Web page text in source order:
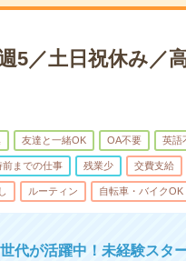
5／土日祝休み／
友達と一緒OK OA不要 英語
前までの仕事 残業少 交費支給
ルーティン 自転車・バイクOK
代が活躍中！未経験スタ